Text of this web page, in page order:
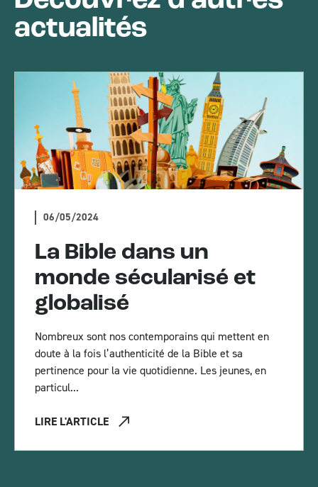
actualités
06/05/2024
La Bible dans un
monde sécularisé et
globalisé
Nombreux sont nos contemporains qui mettent en
doute à la fois l’authenticité de la Bible et sa
pertinence pour la vie quotidienne. Les jeunes, en
particul...
LIRE L'ARTICLE